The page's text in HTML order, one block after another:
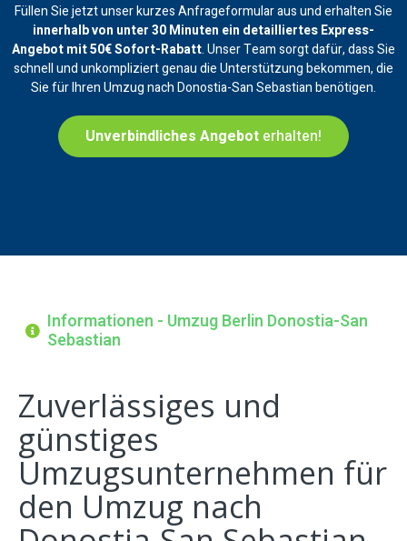
Füllen Sie jetzt unser kurzes Anfrageformular aus und erhalten Sie
innerhalb von unter 30 Minuten ein detailliertes Express-
Angebot mit 50€ Sofort-Rabatt. Unser Team sorgt dafür, dass Sie
schnell und unkompliziert genau die Unterstützung bekommen, die
Sie für Ihren Umzug nach Donostia-San Sebastian benötigen.
Unverbindliches Angebot erhalten!
Informationen - Umzug Berlin Donostia-San
Sebastian
Zuverlässiges und
günstiges
Umzugsunternehmen für
den Umzug nach